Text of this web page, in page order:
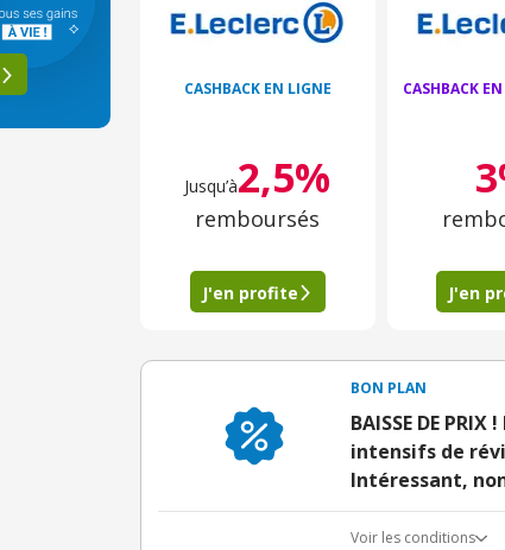
CASHBACK EN LIGNE
Jusqu’à2,5%
remboursés
J'en profite
CASHBACK
J'en
BON PLAN
BAISSE DE
intensifs de
Intéressant,
Voir les conditions